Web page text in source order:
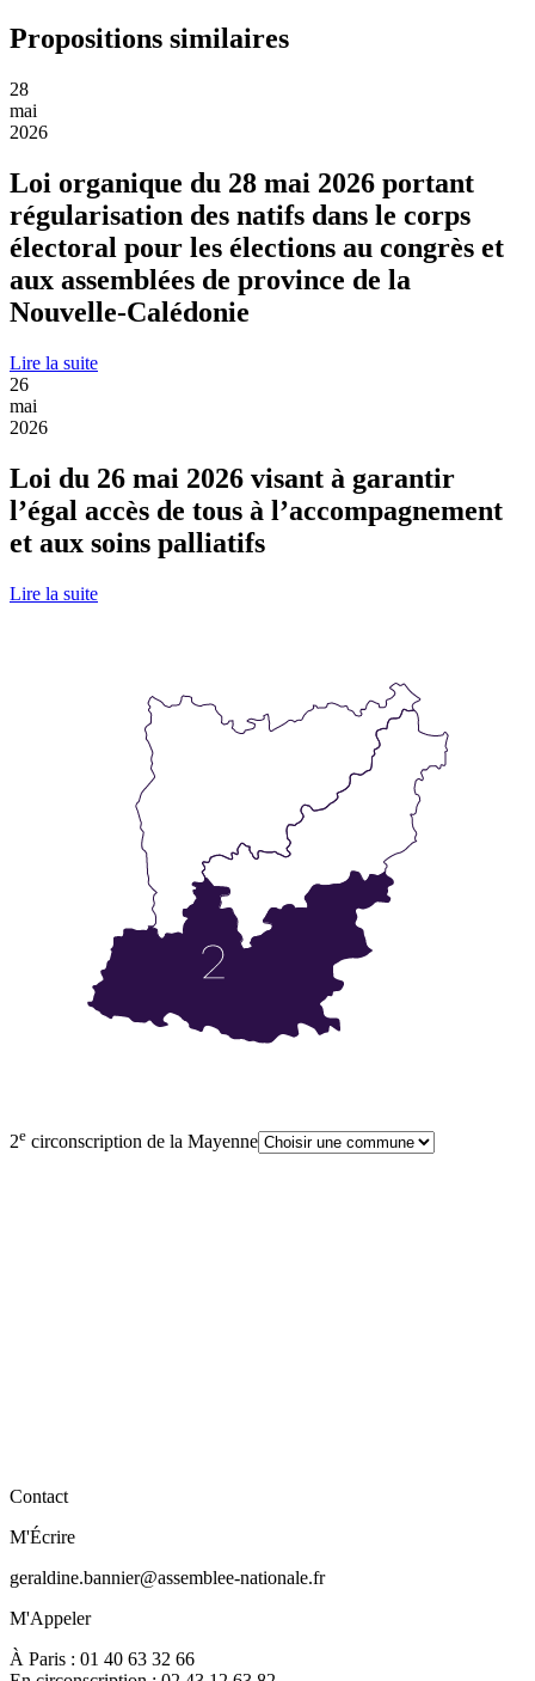
Propositions similaires
28
mai
2026
Loi organique du 28 mai 2026 portant
régularisation des natifs dans le corps
électoral pour les élections au congrès et
aux assemblées de province de la
Nouvelle-Calédonie
Lire la suite
26
mai
2026
Loi du 26 mai 2026 visant à garantir
l’égal accès de tous à l’accompagnement
et aux soins palliatifs
Lire la suite
2e circonscription de la Mayenne
Contact
M'Écrire
geraldine.bannier@assemblee-nationale.fr
M'Appeler
À Paris : 01 40 63 32 66